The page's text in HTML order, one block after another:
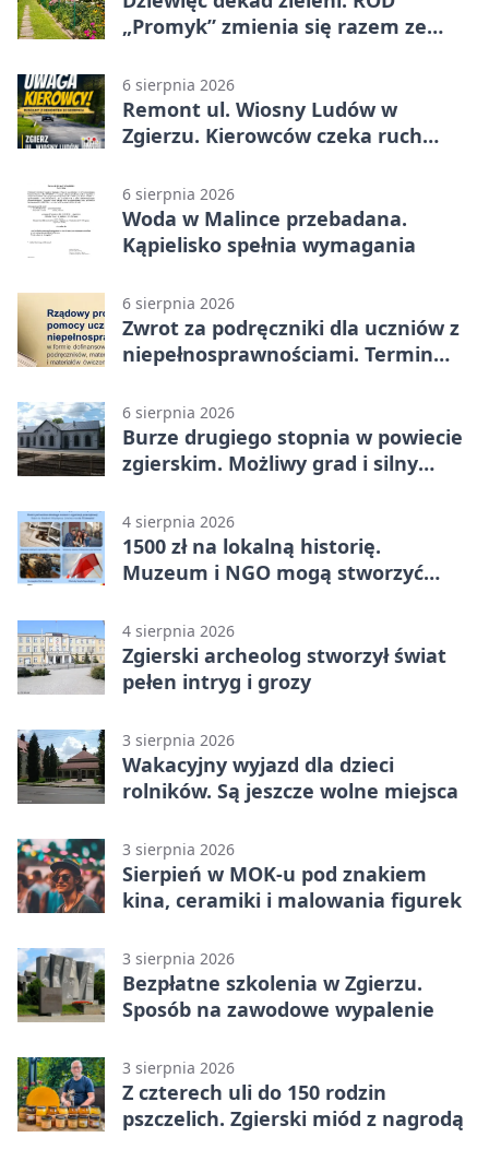
„Promyk” zmienia się razem ze
6 sierpnia 2026
Remont ul. Wiosny Ludów w
Zgierzu. Kierowców czeka ruch
6 sierpnia 2026
Woda w Malince przebadana.
Kąpielisko spełnia wymagania
6 sierpnia 2026
Zwrot za podręczniki dla uczniów z
niepełnosprawnościami. Termin
6 sierpnia 2026
Burze drugiego stopnia w powiecie
zgierskim. Możliwy grad i silny
4 sierpnia 2026
1500 zł na lokalną historię.
Muzeum i NGO mogą stworzyć
4 sierpnia 2026
Zgierski archeolog stworzył świat
pełen intryg i grozy
3 sierpnia 2026
Wakacyjny wyjazd dla dzieci
rolników. Są jeszcze wolne miejsca
3 sierpnia 2026
Sierpień w MOK-u pod znakiem
kina, ceramiki i malowania figurek
3 sierpnia 2026
Bezpłatne szkolenia w Zgierzu.
Sposób na zawodowe wypalenie
3 sierpnia 2026
Z czterech uli do 150 rodzin
pszczelich. Zgierski miód z nagrodą